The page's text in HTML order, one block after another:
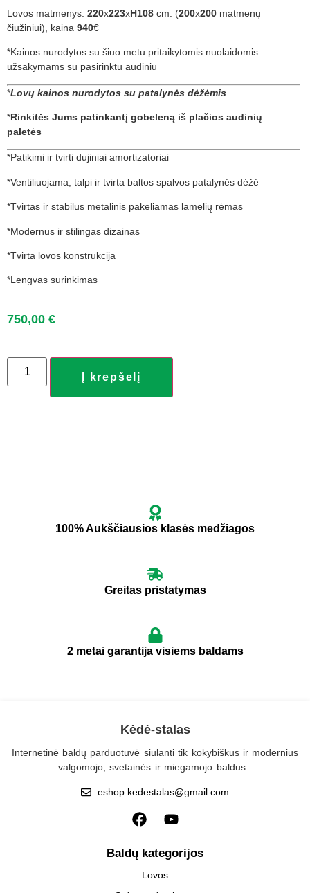
Lovos matmenys: 220x223xH108 cm. (200x200 matmenų
čiužiniui), kaina 940€
*Kainos nurodytos su šiuo metu pritaikytomis nuolaidomis
užsakymams su pasirinktu audiniu
*Lovų kainos nurodytos su patalynės dėžėmis
*Rinkitės Jums patinkantį gobeleną iš plačios audinių
paletės
*Patikimi ir tvirti dujiniai amortizatoriai
*Ventiliuojama, talpi ir tvirta baltos spalvos patalynės dėžė
*Tvirtas ir stabilus metalinis pakeliamas lamelių rėmas
*Modernus ir stilingas dizainas
*Tvirta lovos konstrukcija
*Lengvas surinkimas
750,00 €
Į krepšelį
100% Aukščiausios klasės medžiagos
Greitas pristatymas
2 metai garantija visiems baldams
Kėdė-stalas
Internetinė baldų parduotuvė siūlanti tik kokybiškus ir modernius
valgomojo, svetainės ir miegamojo baldus.
eshop.kedestalas@gmail.com
Baldų kategorijos
Lovos